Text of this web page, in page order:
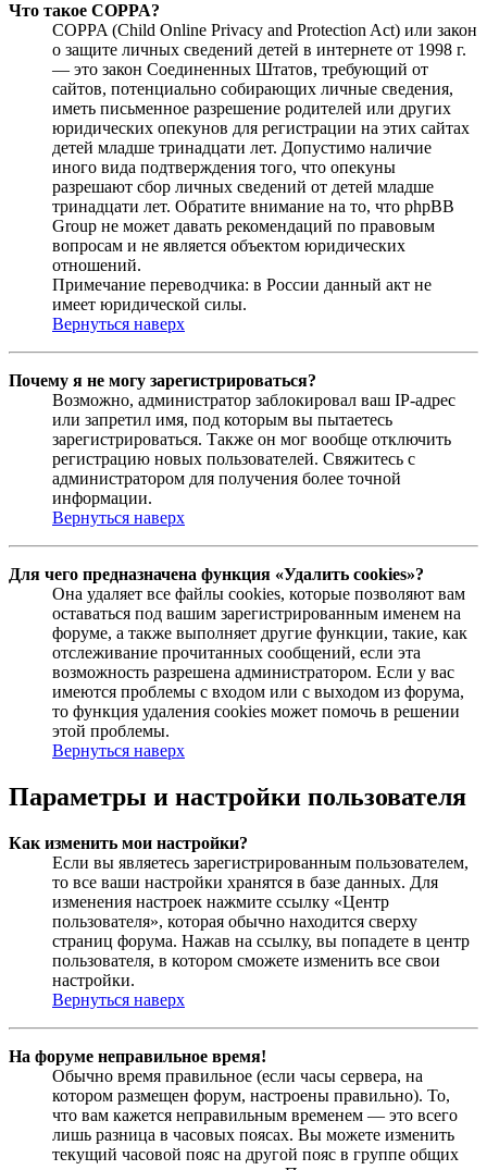
Что такое COPPA?
COPPA (Child Online Privacy and Protection Act) или закон
о защите личных сведений детей в интернете от 1998 г.
— это закон Соединенных Штатов, требующий от
сайтов, потенциально собирающих личные сведения,
иметь письменное разрешение родителей или других
юридических опекунов для регистрации на этих сайтах
детей младше тринадцати лет. Допустимо наличие
иного вида подтверждения того, что опекуны
разрешают сбор личных сведений от детей младше
тринадцати лет. Обратите внимание на то, что phpBB
Group не может давать рекомендаций по правовым
вопросам и не является объектом юридических
отношений.
Примечание переводчика: в России данный акт не
имеет юридической силы.
Вернуться наверх
Почему я не могу зарегистрироваться?
Возможно, администратор заблокировал ваш IP-адрес
или запретил имя, под которым вы пытаетесь
зарегистрироваться. Также он мог вообще отключить
регистрацию новых пользователей. Свяжитесь с
администратором для получения более точной
информации.
Вернуться наверх
Для чего предназначена функция «Удалить cookies»?
Она удаляет все файлы cookies, которые позволяют вам
оставаться под вашим зарегистрированным именем на
форуме, а также выполняет другие функции, такие, как
отслеживание прочитанных сообщений, если эта
возможность разрешена администратором. Если у вас
имеются проблемы с входом или с выходом из форума,
то функция удаления cookies может помочь в решении
этой проблемы.
Вернуться наверх
Параметры и настройки пользователя
Как изменить мои настройки?
Если вы являетесь зарегистрированным пользователем,
то все ваши настройки хранятся в базе данных. Для
изменения настроек нажмите ссылку «Центр
пользователя», которая обычно находится сверху
страниц форума. Нажав на ссылку, вы попадете в центр
пользователя, в котором сможете изменить все свои
настройки.
Вернуться наверх
На форуме неправильное время!
Обычно время правильное (если часы сервера, на
котором размещен форум, настроены правильно). То,
что вам кажется неправильным временем — это всего
лишь разница в часовых поясах. Вы можете изменить
текущий часовой пояс на другой пояс в группе общих